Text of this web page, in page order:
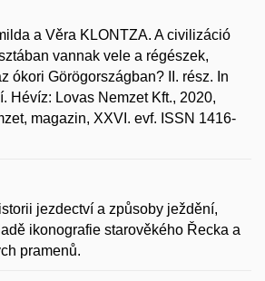
a Věra KLONTZA. A civilizáció
vannak vele a régészek,
ókori Görögországban? II. rész. In
Hévíz: Lovas Nemzet Kft., 2020,
magazin, XXVI. evf. ISSN 1416-
jezdectví a způsoby ježdění,
ikonografie starověkého Řecka a
pramenů.